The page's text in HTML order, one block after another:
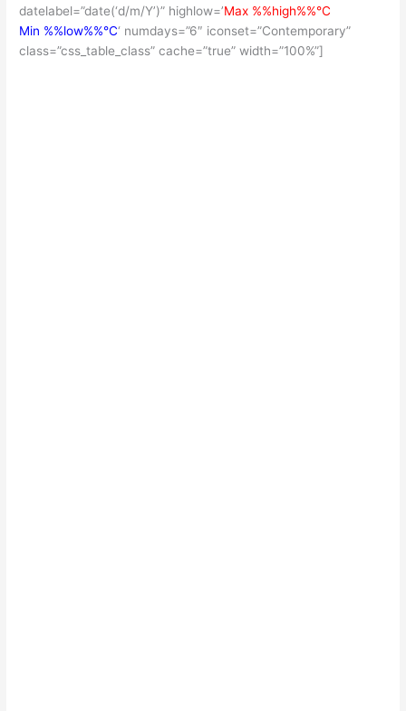
datelabel=”date(‘d/m/Y’)” highlow=’Max %%high%%°C
Min %%low%%°C‘ numdays=”6″ iconset=”Contemporary”
class=”css_table_class” cache=”true” width=”100%”]